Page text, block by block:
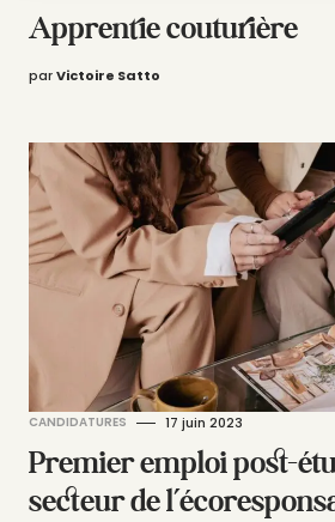
Apprentie couturière
parVictoire Satto
CANDIDATURES 17 juin 2023
Premier emploi post-
secteur de